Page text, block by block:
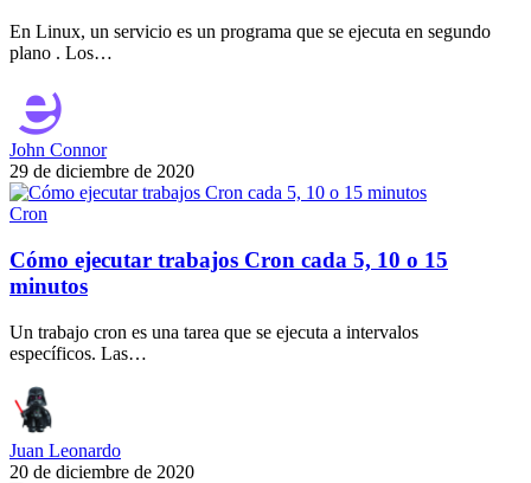
En Linux, un servicio es un programa que se ejecuta en segundo
plano . Los…
John Connor
29 de diciembre de 2020
Cron
Cómo ejecutar trabajos Cron cada 5, 10 o 15
minutos
Un trabajo cron es una tarea que se ejecuta a intervalos
específicos. Las…
Juan Leonardo
20 de diciembre de 2020